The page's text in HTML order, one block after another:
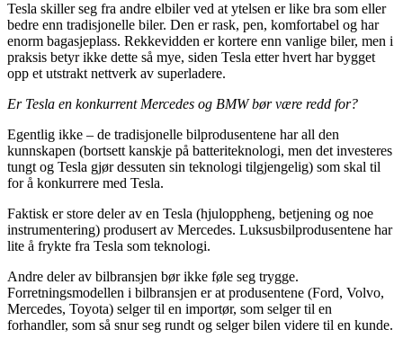
Tesla skiller seg fra andre elbiler ved at ytelsen er like bra som eller
bedre enn tradisjonelle biler. Den er rask, pen, komfortabel og har
enorm bagasjeplass. Rekkevidden er kortere enn vanlige biler, men i
praksis betyr ikke dette så mye, siden Tesla etter hvert har bygget
opp et utstrakt nettverk av superladere.
Er Tesla en konkurrent Mercedes og BMW bør være redd for?
Egentlig ikke – de tradisjonelle bilprodusentene har all den
kunnskapen (bortsett kanskje på batteriteknologi, men det investeres
tungt og Tesla gjør dessuten sin teknologi tilgjengelig) som skal til
for å konkurrere med Tesla.
Faktisk er store deler av en Tesla (hjuloppheng, betjening og noe
instrumentering) produsert av Mercedes. Luksusbilprodusentene har
lite å frykte fra Tesla som teknologi.
Andre deler av bilbransjen bør ikke føle seg trygge.
Forretningsmodellen i bilbransjen er at produsentene (Ford, Volvo,
Mercedes, Toyota) selger til en importør, som selger til en
forhandler, som så snur seg rundt og selger bilen videre til en kunde.